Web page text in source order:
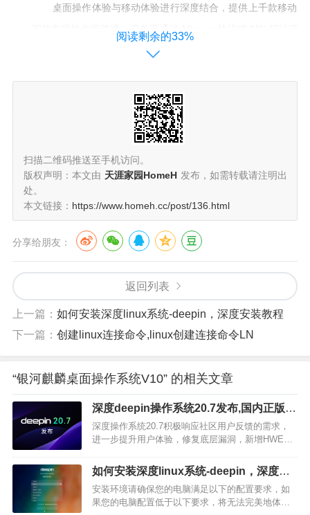
桌面操作体验与移动体验进行深度结合，提供上千款移动
多端协作更便捷，设备可通过 Miracast 协议或 PIN 码认
基于内核与应用一体化的内生安全体系，实现了内核安全
设管控、安全应急响应中心等多种安全套件；
或Ukey证书认证方式授权登录，丰富系统多因子认证场景
Ø智能好用
麒麟桌面环境升级，操作更简便，交互更智能。采用全新
计，模拟自然界中物体的层叠组合，还原事物原本的模样；轻
由控制银河麒麟桌面操作系统 V10 SP1 上窗口或应用的拖拽、
Ø 性能优异
瞬间加载完成，使桌面整体启动时间比竞品平均加快一倍，带
器冷启动、热启动时间比竞品快50%以上，加载网页速度比竞品
Ø开发无界
撑SDK、系统能力SDK、基础开发SDK三大模块支撑能力，提
务，提升开发的质量与效率。
Ø生态繁荣
同源支持国产处理器和国际主流处理器平台；支持跨平台
和其他平台系统相同的用户体验；麒麟应用软件分发平台为开发
此外，为提高软硬件适配效率，我们基于长期适配测试经
适配工具集，为合作伙伴提供多维度的在线适配、测试、认证
阅读剩余的33%
扫描二维码推送至手机访问。
版权声明：本文由 天涯家园HomeH 发布，如需转载请注明出
处。
本文链接： https://www.homeh.cc/post/136.html
分享给朋友：
返回列表
上一篇： 如何安装深度linux系统-deepin，深度安装教程
下一篇： 创建linux连接命令,linux创建连接命令LN
“银河麒麟桌面操作系统V10” 的相关文章
深度deepin操作系统20.7发布,国内正版免
费操作系统 Linux
深度操作系统20.7积极响应社区用户反馈的需求，
进一步提升用户体验，修复底层漏洞，新增HWE
全性，欢迎大家体验！HWE 5.18内核新增HWE
5.18内核兼容更多硬件设备，进一步提升系统兼容
性和安全性。全局搜索功能进一步优化，支持对
Google搜索…
如何安装深度linux系统-deepin，深度安
装教程
安装环境请确保您的电脑满足以下的配置要求，如
果您的电脑配置低于以下要求，将无法完美地体验